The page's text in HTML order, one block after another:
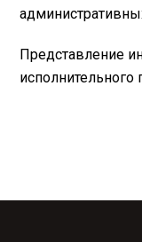
Представление
исполнительного